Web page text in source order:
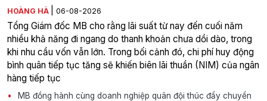
HOÀNG HÀ 06-08-2026
Tổng Giám đốc MB cho rằng lãi suất từ nay đến cuối năm
nhiều khả năng đi ngang do thanh khoản chưa dồi dào, trong
khi nhu cầu vốn vẫn lớn. Trong bối cảnh đó, chi phí huy động
bình quân tiếp tục tăng sẽ khiến biên lãi thuần (NIM) của ngân
hàng tiếp tục
MB đồng hành cùng doanh nghiệp quân đội thúc đẩy chuyển